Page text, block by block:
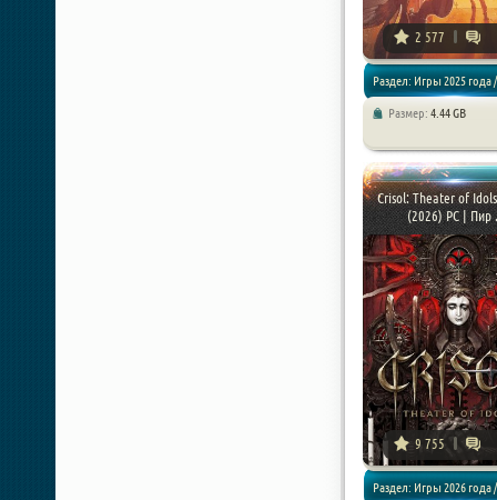
2 577
Раздел: Игры 2025 года /
Размер: 4.44 GB
Crisol: Theater of
(2026) PC | Пир
9 755
Раздел: Игры 2026 года /